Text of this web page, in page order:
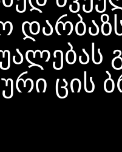
ცის